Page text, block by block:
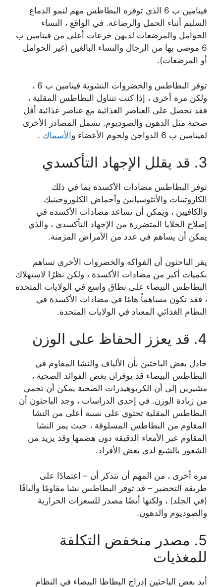
فيتامين ب 6 الذي توفره البطاطس مهم لنمو الدماغ
السليم أثناء الحمل والرضاعة. في الواقع ، النساء
الحوامل والمرضعات لديهن جرعات أعلى من فيتامين ب
6 موصى بها من الرجال والنساء البالغين (غير الحوامل
أو المرضعات).
توفر البطاطس والخضروات النشوية فيتامين ب 6 ،
ولكن مرة أخرى ، إذا كنت تتناول البطاطس المقلية ،
فقد تحصل على العناصر الغذائية مع عناصر غذائية أقل
صحية مثل الدهون والصوديوم. تشمل المصادر الأخرى
لفيتامين ب 6 الدواجن ولحوم الأعضاء و
الأسماك .
3. قد يقلل الإجهاد التأكسدي
توفر البطاطس مضادات الأكسدة بما في ذلك
الكاروتينات والأنثوسيانين وأحماض الكلوروجينيك
والكافيين ، ويمكن أن تساعد مضادات الأكسدة في
إصلاح الخلايا المتضررة من الإجهاد التأكسدي ، والذي
يمكن أن يساهم في عدد من الأمراض المزمنة.
يقر الباحثون أن الفواكه والخضروات الأخرى تساهم
بكميات أكبر من مضادات الأكسدة ، ولكن نظرًا لاستهلاك
البطاطس البيضاء على نطاق واسع في الولايات المتحدة
، فقد تكون مساهماً هامًا في مضادات الأكسدة في
النظام الغذائي المعتاد في الولايات المتحدة.
4. قد يعزز الحفاظ على الوزن
جادل بعض الباحثين بأن الألياف والنشا المقاوم في
البطاطس البيضاء قد يوفران بعض الفوائد الصحية ،
مشيرين إلى أن الكربوهيدرات الصحية يمكن أن تحمي
من زيادة الوزن. في إحدى الدراسات ، وجد الباحثون أن
البطاطس المقلية تحتوي على نسبة أعلى من النشا
المقاوم من البطاطس المسلوقة ، حيث يمر النشا
المقاوم عبر الأمعاء الدقيقة دون هضمها وقد يزيد من
الشعور بالشبع لدى بعض الأفراد.
مرة أخرى ، من المهم أن نتذكر أن – اعتمادًا على
طريقة التحضير – قد توفر البطاطس نشا مقاومًا وأليافًا
(في الجلد) ، ولكنها أيضًا مصدر للسعرات الحرارية
والصوديوم والدهون.
5. مصدر منخفض التكلفة
للمغذيات
أيد بعض الباحثين إدراج البطاطا البيضاء في النظام